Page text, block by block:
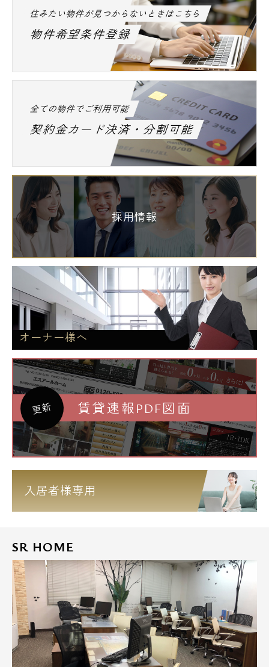
住みたい物件が見つからないときはこちら
物件希望条件登録
全ての物件でご利用可能
契約金カード決済・分割可能
採用情報
オーナー様へ
更新 賃貸速報PDF図面
入居者様専用
SR HOME